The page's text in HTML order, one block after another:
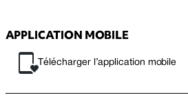
APPLICATION MOBILE
Télécharger l’application mobile